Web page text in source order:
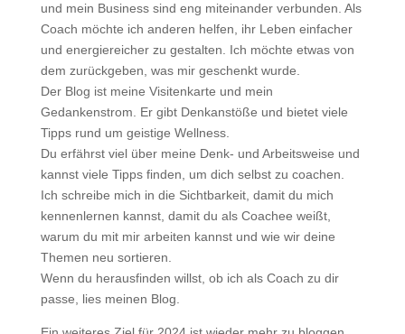
und mein Business sind eng miteinander verbunden. Als
Coach möchte ich anderen helfen, ihr Leben einfacher
und energiereicher zu gestalten. Ich möchte etwas von
dem zurückgeben, was mir geschenkt wurde.
Der Blog ist meine Visitenkarte und mein
Gedankenstrom. Er gibt Denkanstöße und bietet viele
Tipps rund um geistige Wellness.
Du erfährst viel über meine Denk- und Arbeitsweise und
kannst viele Tipps finden, um dich selbst zu coachen.
Ich schreibe mich in die Sichtbarkeit, damit du mich
kennenlernen kannst, damit du als Coachee weißt,
warum du mit mir arbeiten kannst und wie wir deine
Themen neu sortieren.
Wenn du herausfinden willst, ob ich als Coach zu dir
passe, lies meinen Blog.